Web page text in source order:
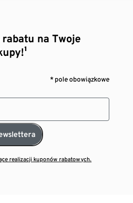
rabatu na Twoje
* pole obowiązkowe
realizacji kuponów rabatowych.